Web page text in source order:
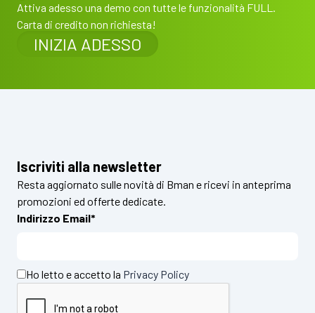
Attiva adesso una demo con tutte le funzionalità FULL.
Carta di credito non richiesta!
INIZIA ADESSO
Iscriviti alla newsletter
Resta aggiornato sulle novità di Bman e ricevi in anteprima
promozioni ed offerte dedicate.
Indirizzo Email*
Ho letto e accetto la Privacy Policy